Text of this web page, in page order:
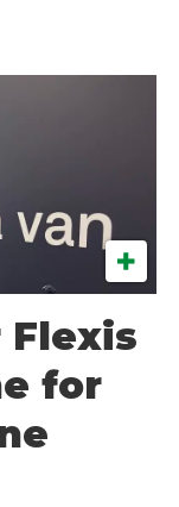
Flexis
for